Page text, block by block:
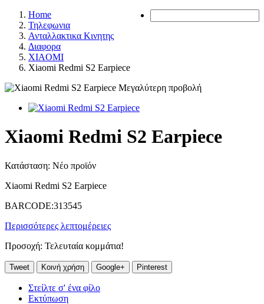
Home
Τηλεφωνια
Ανταλλακτικα Κινητης
Διαφορα
XIAOMI
Xiaomi Redmi S2 Earpiece
Μεγαλύτερη προβολή
Xiaomi Redmi S2 Earpiece
Κατάσταση: Νέο προϊόν
Xiaomi Redmi S2 Earpiece
BARCODE:313545
Περισσότερες λεπτομέρειες
Προσοχή: Τελευταία κομμάτια!
Tweet Κοινή χρήση Google+ Pinterest
Στείλτε σ' ένα φίλο
Εκτύπωση